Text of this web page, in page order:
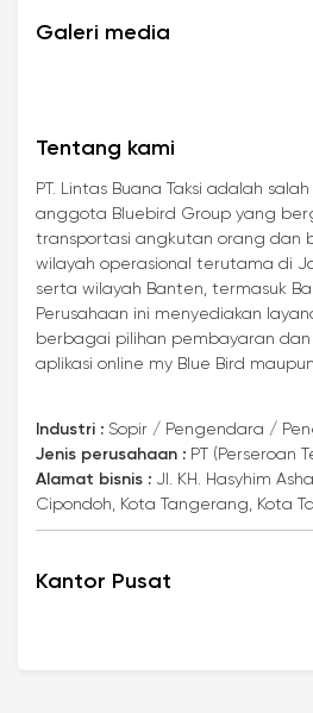
Galeri media
Tentang kami
PT. Lintas Buana Taksi adalah
anggota Bluebird Group yang
transportasi angkutan orang dan
wilayah operasional terutama di
serta wilayah Banten, termasuk
Perusahaan ini menyediakan
berbagai pilihan pembayaran
aplikasi online my Blue Bird
Industri : Sopir / Pengendara /
Jenis perusahaan : PT (Perseroan
Alamat bisnis : Jl. KH. Hasyhim
Cipondoh, Kota Tangerang, Kota
Kantor Pusat